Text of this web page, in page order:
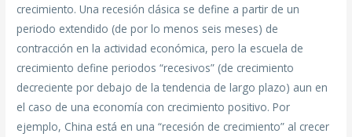
crecimiento. Una recesión clásica se define a partir de un
periodo extendido (de por lo menos seis meses) de
contracción en la actividad económica, pero la escuela de
crecimiento define periodos “recesivos” (de crecimiento
decreciente por debajo de la tendencia de largo plazo) aun en
el caso de una economía con crecimiento positivo. Por
ejemplo, China está en una “recesión de crecimiento” al crecer